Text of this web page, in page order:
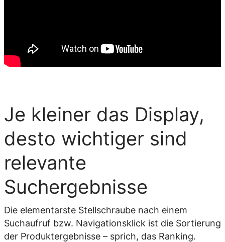
Je kleiner das Display,
desto wichtiger sind
relevante
Suchergebnisse
Die elementarste Stellschraube nach einem
Suchaufruf bzw. Navigationsklick ist die Sortierung
der Produktergebnisse – sprich, das Ranking.